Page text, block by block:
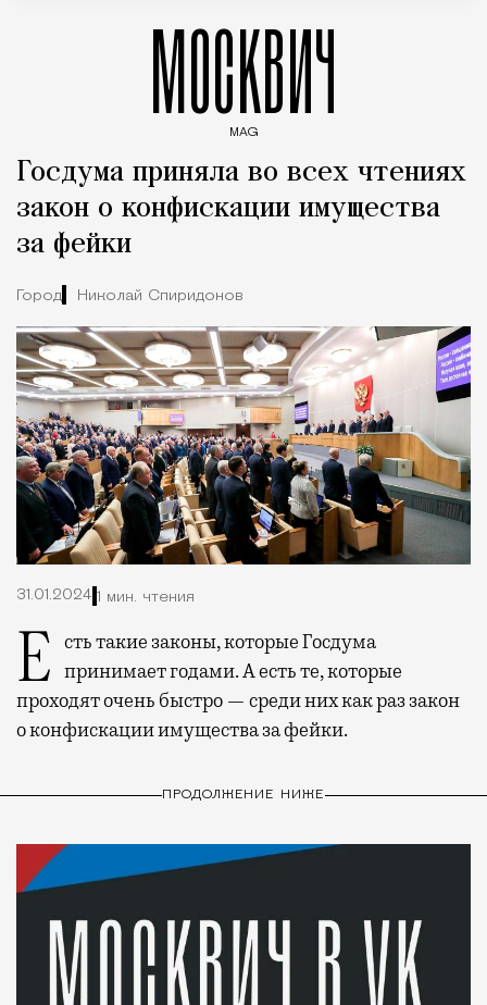
МОСКВИЧ
MAG
Госдума приняла во всех чтениях
закон о конфискации имущества
за фейки
Город Николай Спиридонов
31.01.2024 1 мин. чтения
Есть такие законы, которые Госдума принимает годами. А есть те, которые
проходят очень быстро — среди них как раз закон
о конфискации имущества за фейки.
ПРОДОЛЖЕНИЕ НИЖЕ